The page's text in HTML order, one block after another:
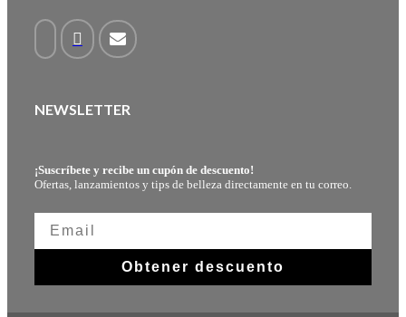
NEWSLETTER
¡Suscríbete y recibe un cupón de descuento!
Ofertas, lanzamientos y tips de belleza directamente en tu correo.
Obtener descuento